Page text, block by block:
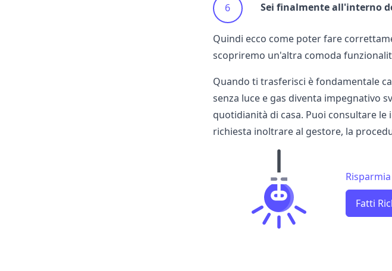
Sei finalmente all'interno
Quindi ecco come poter fare
scopriremo un'altra comoda
Quando ti trasferisci è fondamentale
senza luce e gas diventa impegnativo
quotidianità di casa. Puoi consultare le
richiesta inoltrare al gestore, la
Fatti